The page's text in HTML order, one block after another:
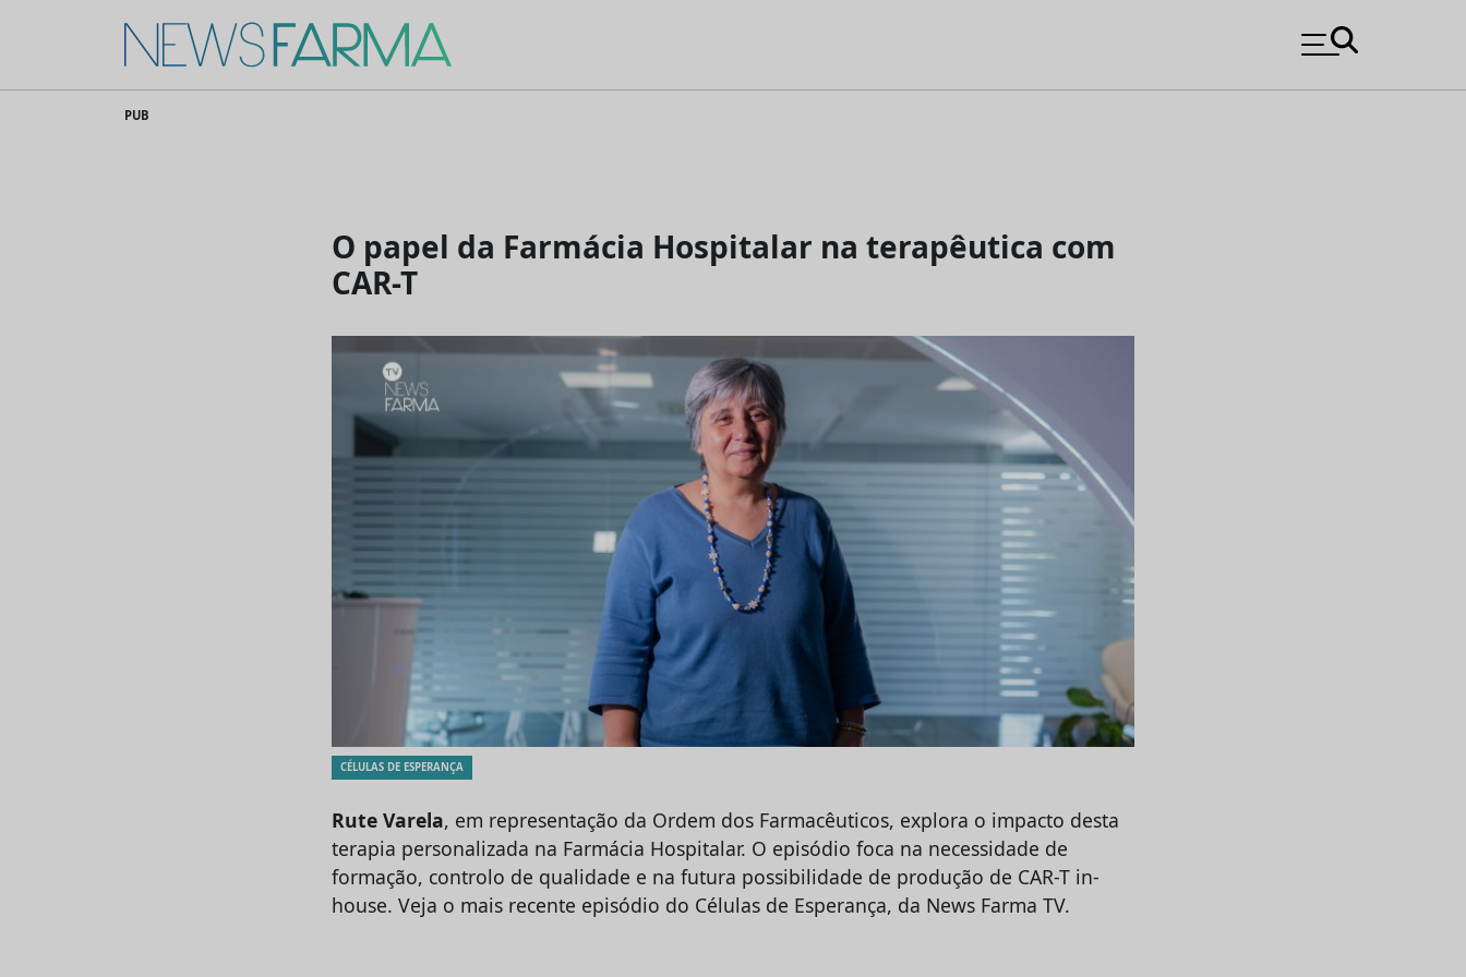
News Farma
PUB
O papel da Farmácia Hospitalar na terapêutica com
CAR-T
CÉLULAS DE ESPERANÇA
Rute Varela, em representação da Ordem dos Farmacêuticos, explora o impacto desta
terapia personalizada na Farmácia Hospitalar. O episódio foca na necessidade de
formação, controlo de qualidade e na futura possibilidade de produção de CAR-T in-
house. Veja o mais recente episódio do Células de Esperança, da News Farma TV.